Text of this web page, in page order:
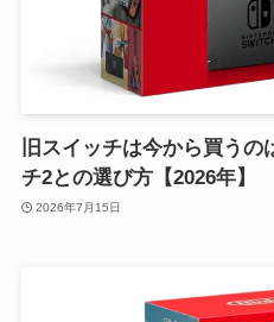
旧スイッチは今から買う
チ2との選び方【2026年】
2026年7月15日